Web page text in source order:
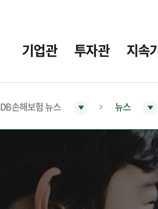
기업관 투자관 지속
DB손해보험 뉴스 뉴스